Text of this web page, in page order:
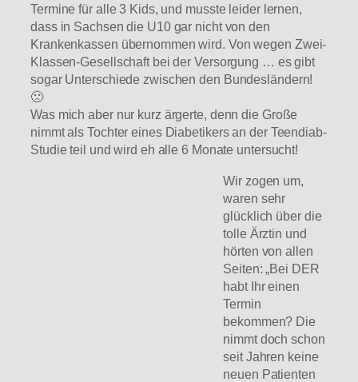
Termine für alle 3 Kids, und musste leider lernen,
dass in Sachsen die U10 gar nicht von den
Krankenkassen übernommen wird. Von wegen Zwei-
Klassen-Gesellschaft bei der Versorgung … es gibt
sogar Unterschiede zwischen den Bundesländern!
🙁
Was mich aber nur kurz ärgerte, denn die Große
nimmt als Tochter eines Diabetikers an der Teendiab-
Studie teil und wird eh alle 6 Monate untersucht!
Wir zogen um,
waren sehr
glücklich über die
tolle Ärztin und
hörten von allen
Seiten: „Bei DER
habt Ihr einen
Termin
bekommen? Die
nimmt doch schon
seit Jahren keine
neuen Patienten